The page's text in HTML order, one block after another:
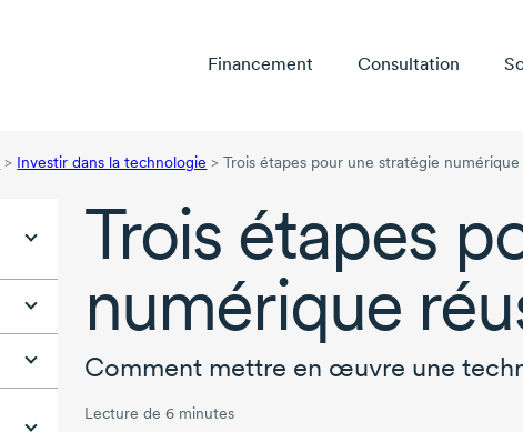
Financement Consultation
> Investir dans la technologie > Trois étapes pour une stratégie numérique
Trois étapes
numérique
Comment mettre en œuvre une
Lecture de 6 minutes